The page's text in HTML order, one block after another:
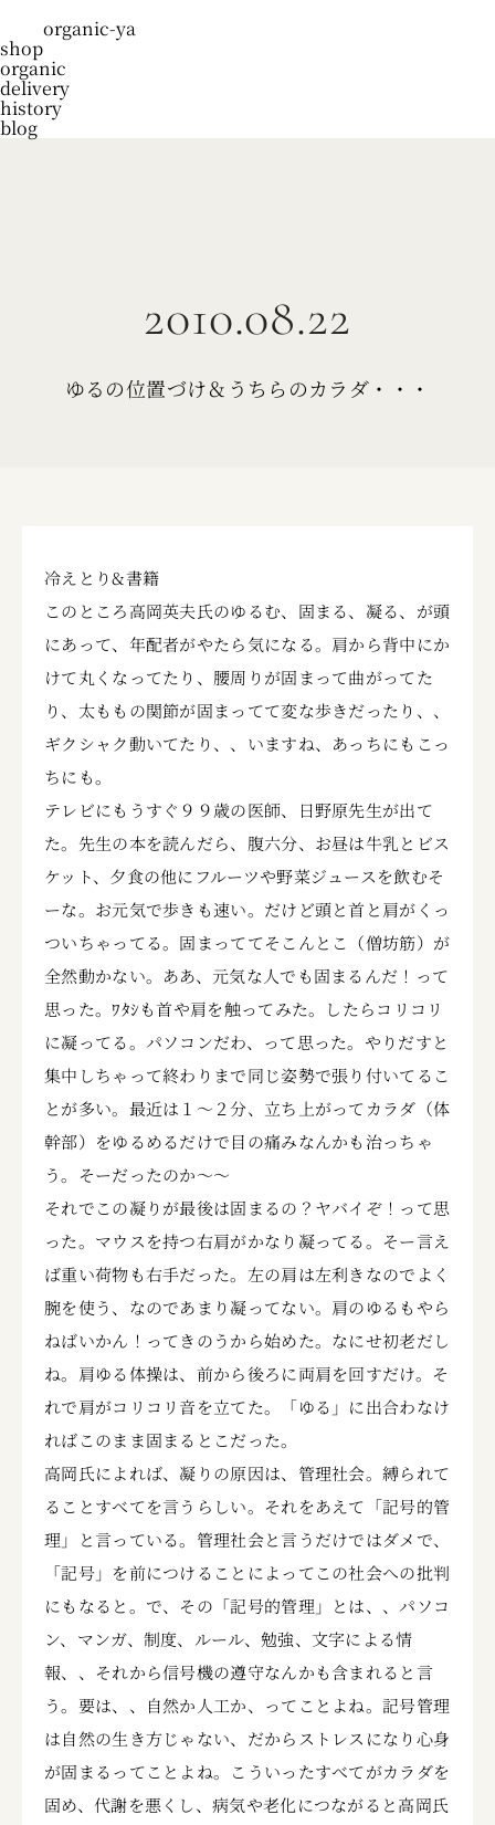
organic-ya
shop
organic
delivery
history
blog
2010.08.22
ゆるの位置づけ＆うちらのカラダ・・・
冷えとり&書籍
このところ高岡英夫氏のゆるむ、固まる、凝る、が頭
にあって、年配者がやたら気になる。肩から背中にか
けて丸くなってたり、腰周りが固まって曲がってた
り、太ももの関節が固まってて変な歩きだったり、、
ギクシャク動いてたり、、いますね、あっちにもこっ
ちにも。
テレビにもうすぐ９９歳の医師、日野原先生が出て
た。先生の本を読んだら、腹六分、お昼は牛乳とビス
ケット、夕食の他にフルーツや野菜ジュースを飲むそ
ーな。お元気で歩きも速い。だけど頭と首と肩がくっ
ついちゃってる。固まっててそこんとこ（僧坊筋）が
全然動かない。ああ、元気な人でも固まるんだ！って
思った。ﾜﾀｼも首や肩を触ってみた。したらコリコリ
に凝ってる。パソコンだわ、って思った。やりだすと
集中しちゃって終わりまで同じ姿勢で張り付いてるこ
とが多い。最近は１～２分、立ち上がってカラダ（体
幹部）をゆるめるだけで目の痛みなんかも治っちゃ
う。そーだったのか～～
それでこの凝りが最後は固まるの？ヤバイぞ！って思
った。マウスを持つ右肩がかなり凝ってる。そー言え
ば重い荷物も右手だった。左の肩は左利きなのでよく
腕を使う、なのであまり凝ってない。肩のゆるもやら
ねばいかん！ってきのうから始めた。なにせ初老だし
ね。肩ゆる体操は、前から後ろに両肩を回すだけ。そ
れで肩がコリコリ音を立てた。「ゆる」に出合わなけ
ればこのまま固まるとこだった。
高岡氏によれば、凝りの原因は、管理社会。縛られて
ることすべてを言うらしい。それをあえて「記号的管
理」と言っている。管理社会と言うだけではダメで、
「記号」を前につけることによってこの社会への批判
にもなると。で、その「記号的管理」とは、、パソコ
ン、マンガ、制度、ルール、勉強、文字による情
報、、それから信号機の遵守なんかも含まれると言
う。要は、、自然か人工か、ってことよね。記号管理
は自然の生き方じゃない、だからストレスになり心身
が固まるってことよね。こういったすべてがカラダを
固め、代謝を悪くし、病気や老化につながると高岡氏